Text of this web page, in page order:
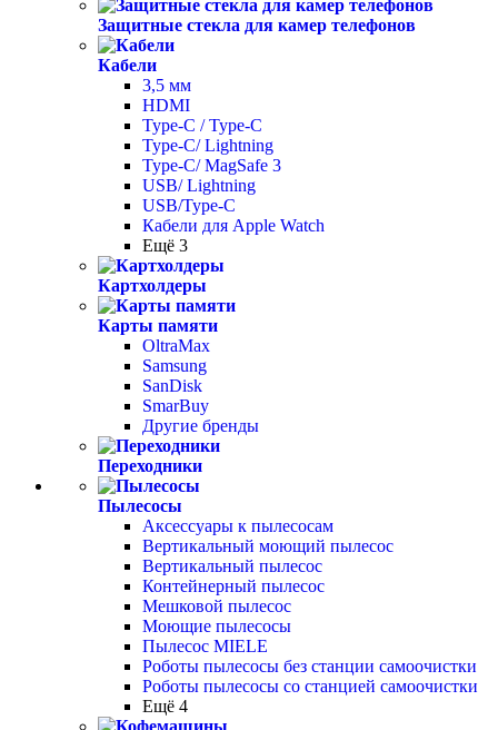
Защитные стекла для камер телефонов
Кабели
3,5 мм
HDMI
Type-C / Type-C
Type-C/ Lightning
Type-C/ MagSafe 3
USB/ Lightning
USB/Type-C
Кабели для Apple Watch
Ещё 3
Картхолдеры
Карты памяти
OltraMax
Samsung
SanDisk
SmarBuy
Другие бренды
Переходники
Пылесосы
Аксессуары к пылесосам
Вертикальный моющий пылесос
Вертикальный пылесос
Контейнерный пылесос
Мешковой пылесос
Моющие пылесосы
Пылесос MIELE
Роботы пылесосы без станции самоочистки
Роботы пылесосы со станцией самоочистки
Ещё 4